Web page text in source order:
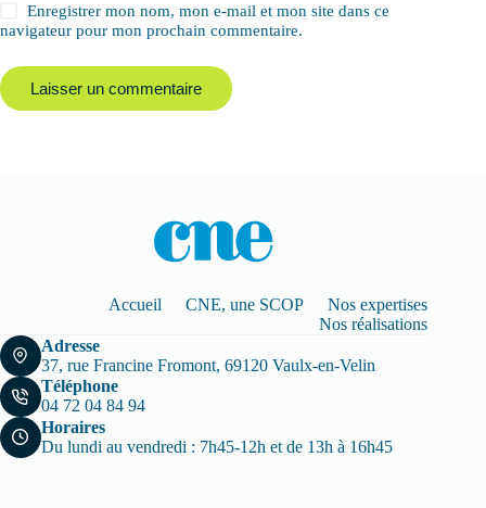
Enregistrer mon nom, mon e-mail et mon site dans ce
navigateur pour mon prochain commentaire.
Laisser un commentaire
Accueil CNE, une SCOP
Nos expertises
Nos réalisations
Adresse
37, rue Francine Fromont, 69120 Vaulx-en-Velin
Téléphone
04 72 04 84 94
Horaires
Du lundi au vendredi : 7h45-12h et de 13h à 16h45